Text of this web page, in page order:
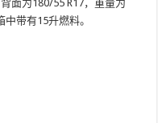
面为180/55 R17，重量为
带有15升燃料。